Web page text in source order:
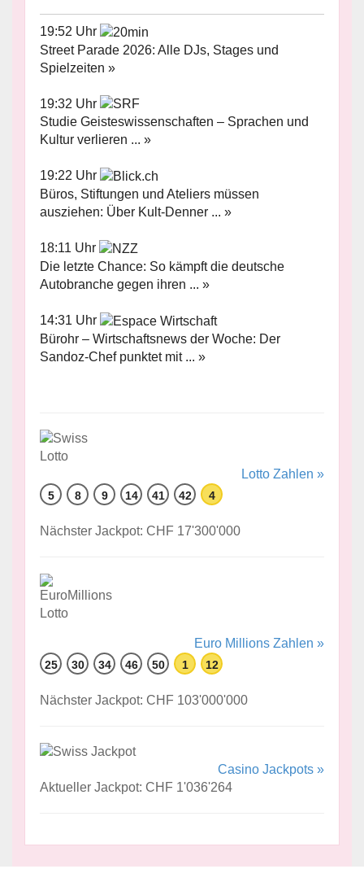
19:52 Uhr
Street Parade 2026: Alle DJs, Stages und
Spielzeiten »
19:32 Uhr
Studie Geisteswissenschaften – Sprachen und
Kultur verlieren ... »
19:22 Uhr
Büros, Stiftungen und Ateliers müssen
ausziehen: Über Kult-Denner ... »
18:11 Uhr
Die letzte Chance: So kämpft die deutsche
Autobranche gegen ihren ... »
14:31 Uhr
Bürohr – Wirtschaftsnews der Woche: Der
Sandoz-Chef punktet mit ... »
Lotto Zahlen »
5 8 9 14 41 42 4
Nächster Jackpot: CHF 17'300'000
Euro Millions Zahlen »
25 30 34 46 50 1 12
Nächster Jackpot: CHF 103'000'000
Casino Jackpots »
Aktueller Jackpot: CHF 1'036'264